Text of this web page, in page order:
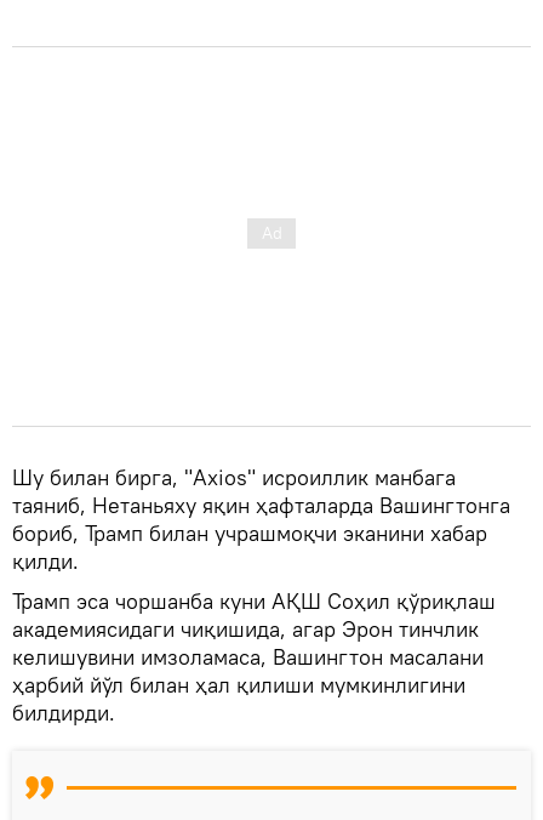
Шу билан бирга, "Axios" исроиллик манбага
таяниб, Нетаньяху яқин ҳафталарда Вашингтонга
бориб, Трамп билан учрашмоқчи эканини хабар
қилди.
Трамп эса чоршанба куни АҚШ Соҳил қўриқлаш
академиясидаги чиқишида, агар Эрон тинчлик
келишувини имзоламаса, Вашингтон масалани
ҳарбий йўл билан ҳал қилиши мумкинлигини
билдирди.